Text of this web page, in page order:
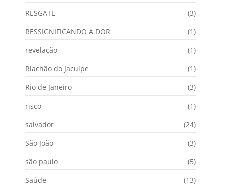
RESGATE
(3)
RESSIGNIFICANDO A DOR
(1)
revelação
(1)
Riachão do Jacuípe
(1)
Rio de Janeiro
(3)
risco
(1)
salvador
(24)
São João
(3)
são paulo
(5)
Saúde
(13)